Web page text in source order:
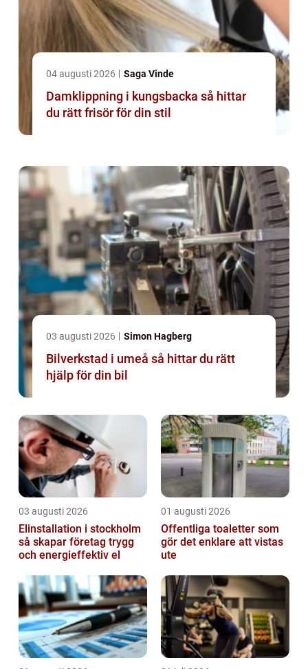
04 augusti 2026 Saga Vinde
Damklippning i kungsbacka så hittar
du rätt frisör för din stil
03 augusti 2026 Simon Hagberg
Bilverkstad i umeå så hittar du rätt
hjälp för din bil
03 augusti 2026
Elinstallation i stockholm
så skapar företag trygg
och energieffektiv el
01 augusti 2026
Offentliga toaletter som
gör det enklare att vistas
ute